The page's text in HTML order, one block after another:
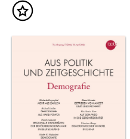
Inhalt